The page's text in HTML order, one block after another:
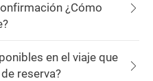
¿Cómo
en el viaje que
reserva?